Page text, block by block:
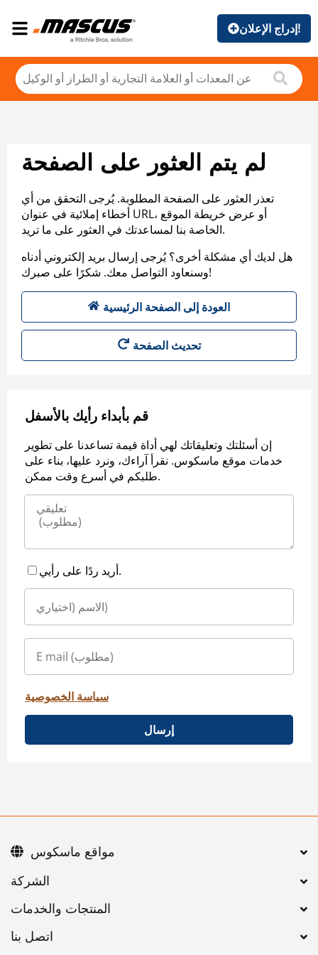
إدراج الإعلان!
لم يتم العثور على الصفحة
تعذر العثور على الصفحة المطلوبة. يُرجى التحقق من أي
أخطاء إملائية في عنوان URL، أو عرض خريطة الموقع
الخاصة بنا لمساعدتك في العثور على ما تريد.
هل لديك أي مشكلة أخرى؟ يُرجى إرسال بريد إلكتروني أدناه
وسنعاود التواصل معك. شكرًا على صبرك!
العودة إلى الصفحة الرئيسية
تحديث الصفحة
قم بأبداء رأيك بالأسفل
إن أسئلتك وتعليقاتك لهي أداة قيمة تساعدنا على تطوير
خدمات موقع ماسكوس. نقرأ آراءك، ونرد عليها، بناء على
طلبكم في أسرع وقت ممكن.
أريد ردًا على رأيي.
سياسة الخصوصية
إرسال
اتصل بنا
مواقع ماسكوس